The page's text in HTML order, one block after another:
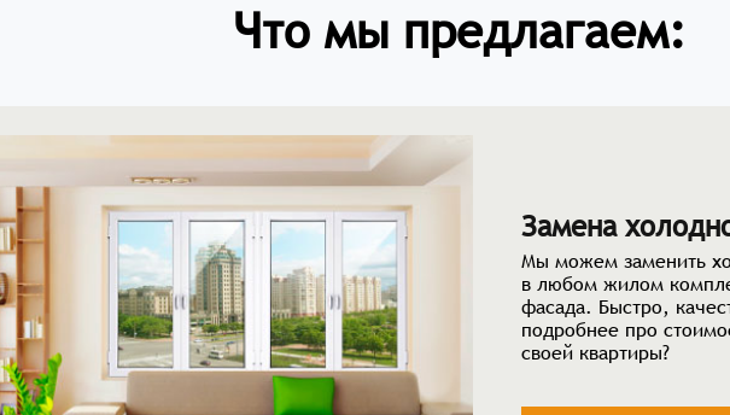
Что мы предлагаем:
Замена
Мы можем заменить
в любом жилом
фасада. Быстро,
подробнее про
своей квартиры?